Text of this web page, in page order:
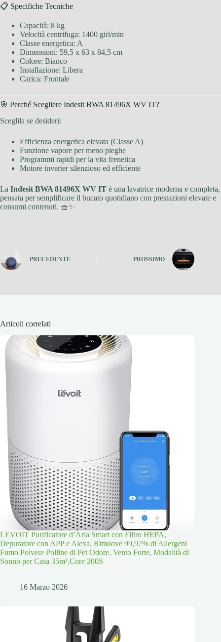
📋 Specifiche Tecniche
Capacità: 8 kg
Velocità centrifuga: 1400 giri/min
Classe energetica: A
Dimensioni: 59,5 x 63 x 84,5 cm
Colore: Bianco
Installazione: Libera
Carica: Frontale
🎯 Perché Scegliere Indesit BWA 81496X WV IT?
Sceglila se desideri:
Efficienza energetica elevata (Classe A)
Funzione vapore per meno pieghe
Programmi rapidi per la vita frenetica
Motore inverter silenzioso ed efficiente
La Indesit BWA 81496X WV IT è una lavatrice moderna e completa,
pensata per semplificare il bucato quotidiano con prestazioni elevate e
consumi contenuti. 🧺✨
PRECEDENTE PROSSIMO
Articoli correlati
LEVOIT Purificatore d’Aria Smart con Filtro HEPA,
Depuratore con APP e Alexa, Rimuove 99,97% di Allergeni
Fumo Polvere Polline di Pet Odore, Vento Forte, Modalità di
Sonno per Casa 35m²,Core 200S
16 Marzo 2026